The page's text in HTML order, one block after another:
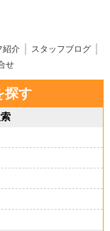
紹介
スタッフブログ
せ
探す